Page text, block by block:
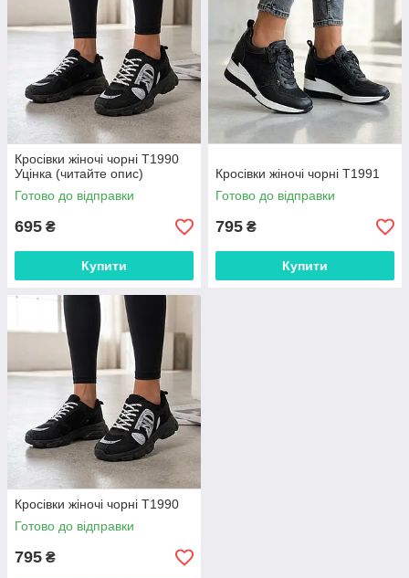
Кросівки жіночі чорні Т1990
Уцінка (читайте опис)
Готово до відправки
695 ₴
Купити
Кросівки жіночі чорні Т1991
Готово до відправки
795 ₴
Купити
Кросівки жіночі чорні Т1990
Готово до відправки
795 ₴